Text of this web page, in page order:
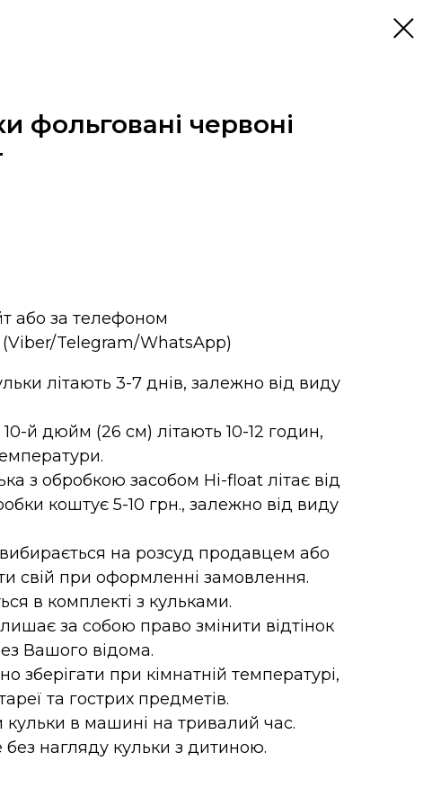
фольговані червоні
або за телефоном
Telegram/WhatsApp)
літають 3-7 днів, залежно від виду
10-й дюйм (26 см) літають 10-12 годин,
з обробкою засобом Hi-float літає від
коштує 5-10 грн., залежно від виду
вибирається на розсуд продавцем або
свій при оформленні замовлення.
в комплекті з кульками.
за собою право змінити відтінок
Вашого відома.
зберігати при кімнатній температурі,
та гострих предметів.
в машині на тривалий час.
нагляду кульки з дитиною.